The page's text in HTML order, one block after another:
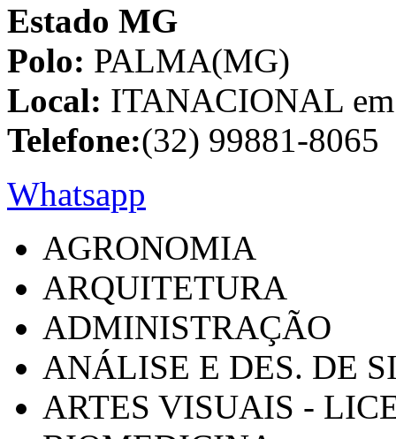
Estado MG
Polo: PALMA(MG)
Local: ITANACIONAL
Telefone:(32) 99881-8065
Whatsapp
AGRONOMIA
ARQUITETURA
ADMINISTRAÇÃO
ANÁLISE E DES. DE
ARTES VISUAIS -